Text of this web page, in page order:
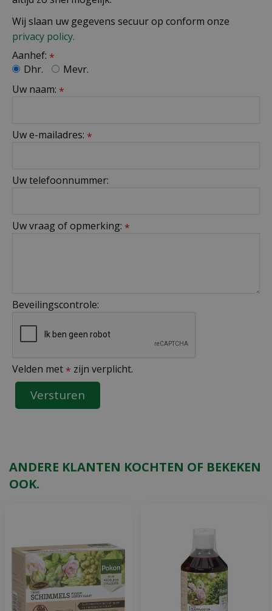
Wij slaan uw gegevens secuur op conform onze
privacy policy.
Aanhef: *
Dhr.
Mevr.
Uw naam: *
Uw e-mailadres: *
Uw telefoonnummer:
Uw vraag of opmerking: *
Beveilingscontrole:
Velden met * zijn verplicht.
ANDERE KLANTEN KOCHTEN OF BEKEKEN
OOK.